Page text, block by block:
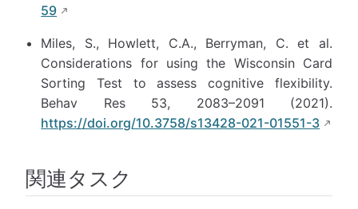
59
Miles, S., Howlett, C.A., Berryman, C. et al.
Considerations for using the Wisconsin Card
Sorting Test to assess cognitive flexibility.
Behav Res 53, 2083–2091 (2021).
https://doi.org/10.3758/s13428-021-01551-3
関連タスク